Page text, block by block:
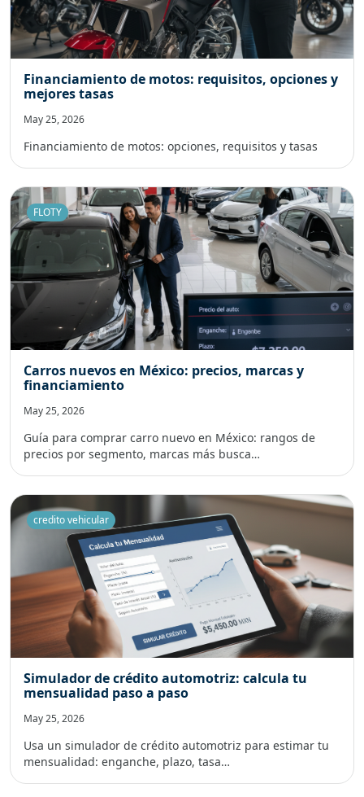
Financiamiento de motos: requisitos, opciones y
mejores tasas
May 25, 2026
Financiamiento de motos: opciones, requisitos y tasas
FLOTY
Carros nuevos en México: precios, marcas y
financiamiento
May 25, 2026
Guía para comprar carro nuevo en México: rangos de
precios por segmento, marcas más busca…
credito vehicular
Simulador de crédito automotriz: calcula tu
mensualidad paso a paso
May 25, 2026
Usa un simulador de crédito automotriz para estimar tu
mensualidad: enganche, plazo, tasa…